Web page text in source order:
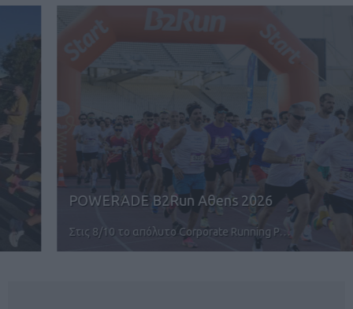
POWERADE B2Run Aθens 2026
Στις 8/10 το απόλυτο Corporate Running P…